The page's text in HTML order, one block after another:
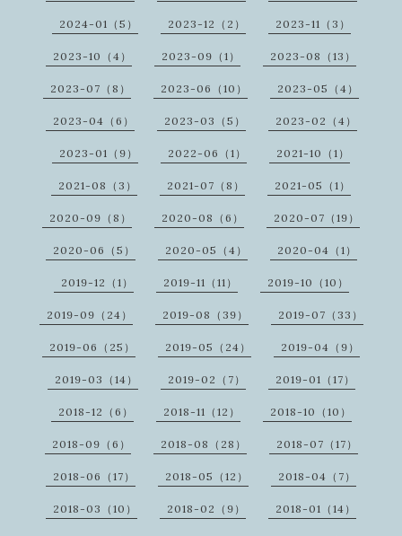
2024-01（5） 2023-12（2） 2023-11（3）
2023-10（4） 2023-09（1） 2023-08（13）
2023-07（8） 2023-06（10） 2023-05（4）
2023-04（6） 2023-03（5） 2023-02（4）
2023-01（9） 2022-06（1） 2021-10（1）
2021-08（3） 2021-07（8） 2021-05（1）
2020-09（8） 2020-08（6） 2020-07（19）
2020-06（5） 2020-05（4） 2020-04（1）
2019-12（1） 2019-11（11） 2019-10（10）
2019-09（24） 2019-08（39） 2019-07（33）
2019-06（25） 2019-05（24） 2019-04（9）
2019-03（14） 2019-02（7） 2019-01（17）
2018-12（6） 2018-11（12） 2018-10（10）
2018-09（6） 2018-08（28） 2018-07（17）
2018-06（17） 2018-05（12） 2018-04（7）
2018-03（10） 2018-02（9） 2018-01（14）